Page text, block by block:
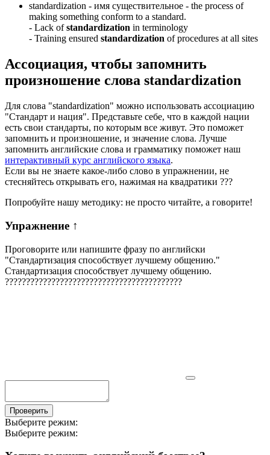
standardization - имя существительное - the process of
making something conform to a standard.
- Lack ofstandardization in terminology
- Training ensured standardization of procedures at all sites
Ассоциация, чтобы запомнить
произношение слова standardization
Для слова "standardization" можно использовать ассоциацию
"Стандарт и нация". Представьте себе, что в каждой нации
есть свои стандарты, по которым все живут. Это поможет
запомнить и произношение, и значение слова. Лучше
запомнить английские слова и грамматику поможет наш
интерактивный курс английского языка.
Если вы не знаете какое-либо слово в упражнении, не
стесняйтесь открывать его, нажимая на квадратики ???
Попробуйте нашу методику: не просто читайте, а говорите!
Упражнение ↑
Проговорите или напишите фразу по английски
"Стандартизация способствует лучшему общению."
Стандартизация способствует лучшему общению.
??????????????????????????????????????????
Проверить
Выберите режим:
Выберите режим: